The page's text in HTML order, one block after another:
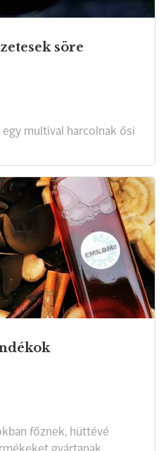
söre
multival harcolnak ősi
főznek, hüttévé